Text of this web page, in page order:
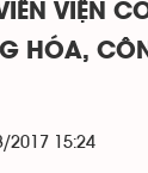
VIỆN
HÓA,
2017 15:24